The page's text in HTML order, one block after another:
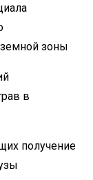
зоны
в
получение